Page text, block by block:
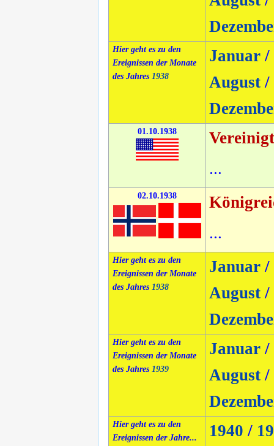
Hier geht es zu den
Ereignissen der Monate
des Jahres 1938
Januar/
August/
01.10.1938
...
02.10.1938
...
Hier geht es zu den
Ereignissen der Monate
des Jahres 1938
Januar/
August/
Hier geht es zu den
Ereignissen der Monate
des Jahres 1939
Januar/
August/
Hier geht es zu den
Ereignissen der Jahre...
1940 /